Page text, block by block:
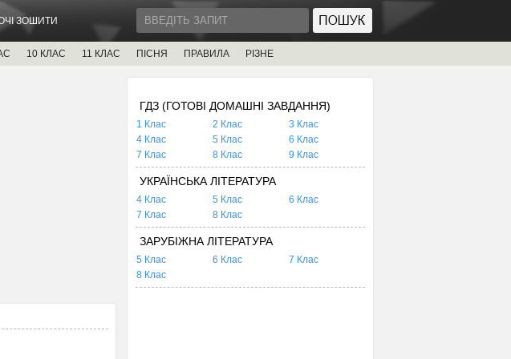
ЗОШИТИ
10 КЛАС 11 КЛАС ПІСНЯ ПРАВИЛА РІЗНЕ
ГДЗ (ГОТОВІ ДОМАШНІ ЗАВДАННЯ)
1 Клас 2 Клас
3 Клас
4 Клас
5 Клас
6 Клас
7 Клас
8 Клас 9 Клас
УКРАЇНСЬКА ЛІТЕРАТУРА
4 Клас 5 Клас
6 Клас
7 Клас
8 Клас
ЗАРУБІЖНА ЛІТЕРАТУРА
5 Клас 6 Клас
7 Клас
8 Клас